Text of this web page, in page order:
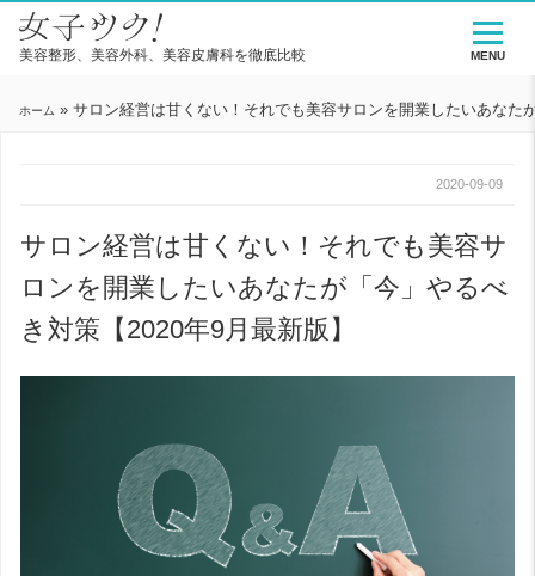
美容整形、美容外科、美容皮膚科を徹底比較
ホーム » サロン経営は甘くない！それでも美容サロンを開業したいあなた
2020-09-09
サロン経営は甘くない！それでも美容サ
ロンを開業したいあなたが「今」やるべ
き対策【2020年9月最新版】
MENU